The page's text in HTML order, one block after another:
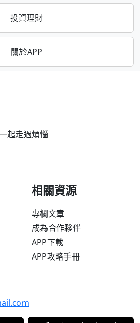
投資理財
關於APP
起走過煩惱
相關資源
專欄文章
成為合作夥伴
APP下載
APP攻略手冊